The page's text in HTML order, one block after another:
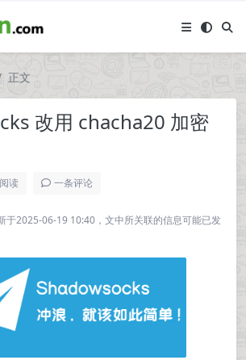
正文
改用 chacha20 加密
读 一条评论
于2025-06-19 10:40，文中所关联的信息可能已发